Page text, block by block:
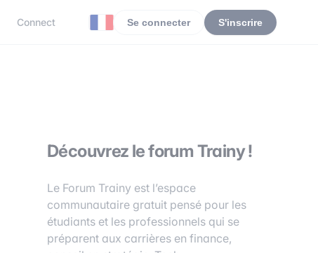
Connect Se connecter S'inscrire
Découvrez le forum Trainy !
Le Forum Trainy est l’espace
communautaire gratuit pensé pour les
étudiants et les professionnels qui se
préparent aux carrières en finance,